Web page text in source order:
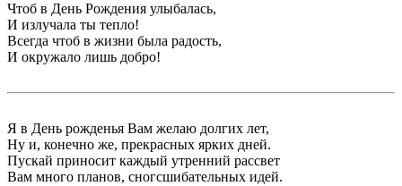
Чтоб в День Рождения улыбалась,
И излучала ты тепло!
Всегда чтоб в жизни была радость,
И окружало лишь добро!
Я в День рожденья Вам желаю долгих лет,
Ну и, конечно же, прекрасных ярких дней.
Пускай приносит каждый утренний рассвет
Вам много планов, сногсшибательных идей.